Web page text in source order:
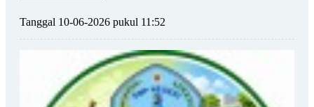
Tanggal 10-06-2026 pukul 11:52